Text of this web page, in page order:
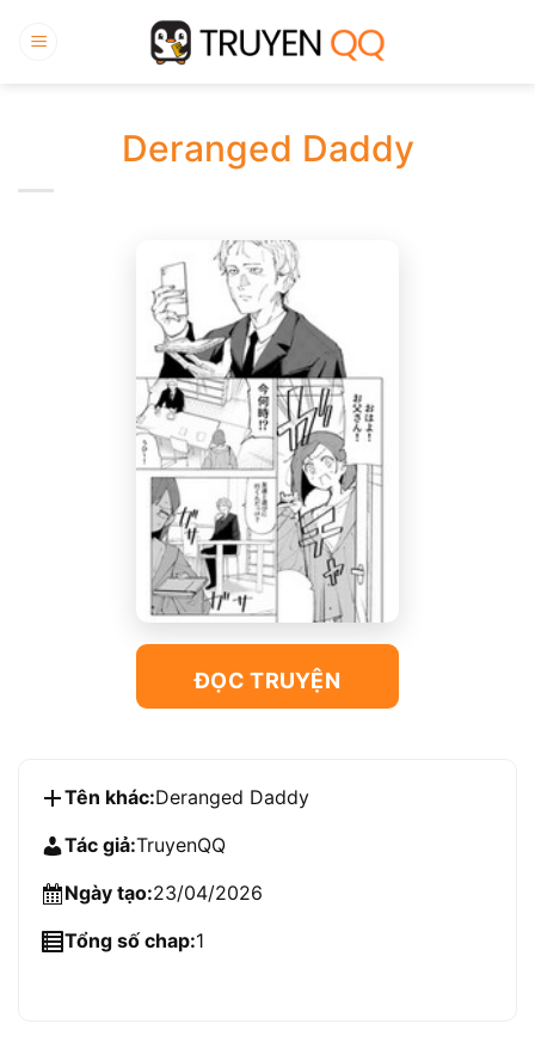
qua
Deranged Daddy
ĐỌC TRUYỆN
Tên khác:Deranged Daddy
Tác giả:TruyenQQ
Ngày tạo:23/04/2026
Tổng số chap:1